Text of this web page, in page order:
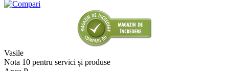
Vasile
Nota 10 pentru servici și produse